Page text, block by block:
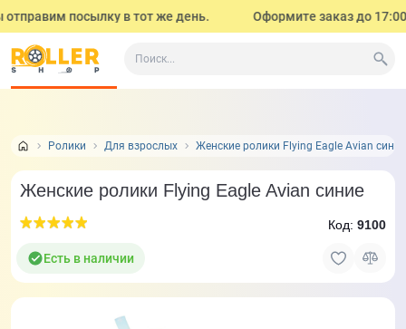
посылку в тот же день. Оформите заказ до 17:00
Ролики Для взрослых Женские ролики Flying Eagle Avian синие
Все о товаре Характеристики
Женские ролики Flying Eagle Avian синие
Есть в наличии
Код: 9100